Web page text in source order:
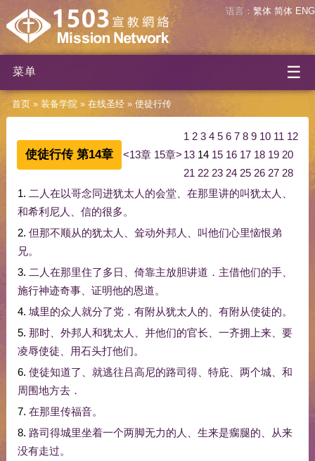
语言： 繁体 简体 ENG
菜单 ☰
首页» 装备学院 » 在线圣经» 使徒行传
使徒行传 第14章 <13章 15章>
1 2 3 4 5 6 7 8 9 10 11 12
13 14 15 16 17 18 19 20
21 22 23 24 25 26 27 28
1. 二 人在以哥念同进犹太人 的会堂、 在那里讲的叫犹太人
和希利尼人 信的很多。
2. 但那不顺从的犹太人 耸动外邦人 叫他们心里恼恨弟
兄。
3. 二 人在那里住了多日 倚靠主放胆讲道 ． 主借他们的手、
施行神迹奇事、 证明他的恩道。
4. 城里的众人就分了党． 有附从犹太人 的 有附从使徒的。
5. 那时、 外邦人和犹太人 并他们的官长 一齐拥 上来、 要
凌辱使徒 用石头打他们。
6. 使徒知道了 就逃往吕高尼的路司得、 特庇、 两个城、 和
周围地方去．
7. 在那里传福音。
8. 路司得城里坐着一个两脚无力的 人 生来是瘸腿的
从来
没有走过。